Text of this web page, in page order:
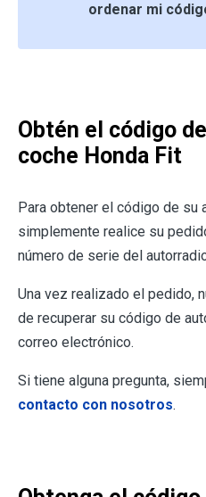
ordenar mi
Obtén el código
coche Honda Fit
Para obtener el código de su
simplemente realice su
número de serie del
Una vez realizado el pedido,
de recuperar su código de
correo electrónico.
Si tiene alguna pregunta,
contacto con nosotros.